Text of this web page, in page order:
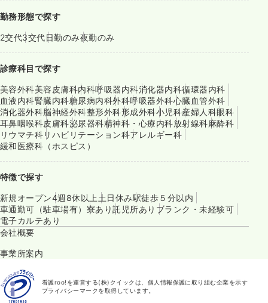
勤務形態で探す
2交代3交代日勤のみ夜勤のみ
診療科目で探す
美容外科美容皮膚科内科呼吸器内科消化器内科循環器内科
血液内科腎臓内科糖尿病内科外科呼吸器外科心臓血管外科
消化器外科脳神経外科整形外科形成外科小児科産婦人科眼科
耳鼻咽喉科皮膚科泌尿器科精神科・心療内科放射線科麻酔科
リウマチ科リハビリテーション科アレルギー科
緩和医療科（ホスピス）
特徴で探す
新規オープン4週8休以上 土日休み駅徒歩５分以内
車通勤可（駐車場有） 寮あり託児所あり ブランク・未経験可
電子カルテあり
会社概要
事業所案内
看護roo!を運営する(株)クイックは、個人情報保護に取り組む企業を示す
プライバシーマークを取得しています。